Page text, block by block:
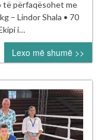
boksierë
në
Evropian
U19
në
Loznicë
të përfaqësohet me
– Lindor Shala • 70
i…
Lexo më shumë >>